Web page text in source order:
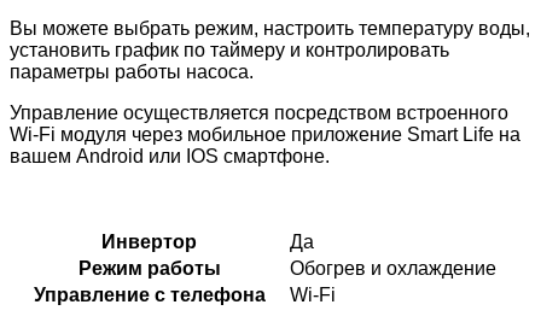
Вы можете выбрать режим, настроить температуру воды,
установить график по таймеру и контролировать
параметры работы насоса.
Управление осуществляется посредством встроенного
Wi-Fi модуля через мобильное приложение Smart Life на
вашем Android или IOS смартфоне.
Инвертор
Да
Режим работы
Обогрев и охлаждение
Управление с телефона
Wi-Fi